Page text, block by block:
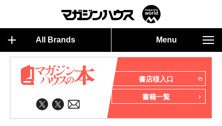
All Brands Menu
書店様入口
書籍一覧